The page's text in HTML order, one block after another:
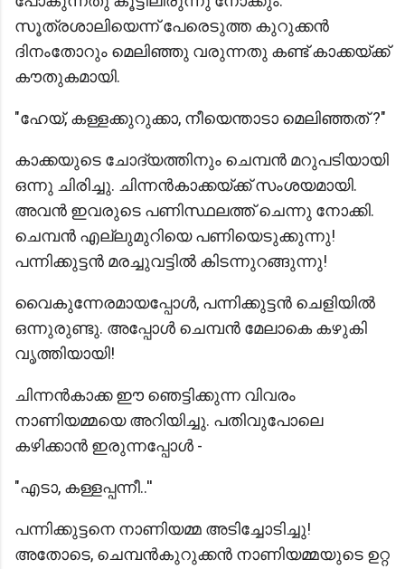
സൂത്രശാലിയെന്ന് പേരെടുത്ത കുറുക്കൻ
ദിനംതോറും മെലിഞ്ഞു വരുന്നതു കണ്ട് കാക്കയ്ക്ക്
കൗതുകമായി.
"ഹേയ്, കള്ളക്കുറുക്കാ, നീയെന്താടാ മെലിഞ്ഞത് ?"
കാക്കയുടെ ചോദ്യത്തിനും ചെമ്പൻ മറുപടിയായി
ഒന്നു ചിരിച്ചു. ചിന്നൻകാക്കയ്ക്ക് സംശയമായി.
അവൻ ഇവരുടെ പണിസ്ഥലത്ത് ചെന്നു നോക്കി.
ചെമ്പൻ എല്ലുമുറിയെ പണിയെടുക്കുന്നു!
പന്നിക്കുട്ടൻ മരച്ചുവട്ടിൽ കിടന്നുറങ്ങുന്നു!
വൈകുന്നേരമായപ്പോൾ, പന്നിക്കുട്ടൻ ചെളിയിൽ
ഒന്നുരുണ്ടു. അപ്പോൾ ചെമ്പൻ മേലാകെ കഴുകി
വൃത്തിയായി!
ചിന്നൻകാക്ക ഈ ഞെട്ടിക്കുന്ന വിവരം
നാണിയമ്മയെ അറിയിച്ചു. പതിവുപോലെ
കഴിക്കാൻ ഇരുന്നപ്പോൾ -
"എടാ, കള്ളപ്പന്നീ..''
പന്നിക്കുട്ടനെ നാണിയമ്മ അടിച്ചോടിച്ചു!
അതോടെ, ചെമ്പൻകുറുക്കൻ നാണിയമ്മയുടെ ഉറ്റ